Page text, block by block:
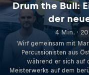
Drum the Bull:
der
4 Min. ·
Wirf gemeinsam mit
Percussionisten aus
während er sich auf
Meisterwerks auf dem